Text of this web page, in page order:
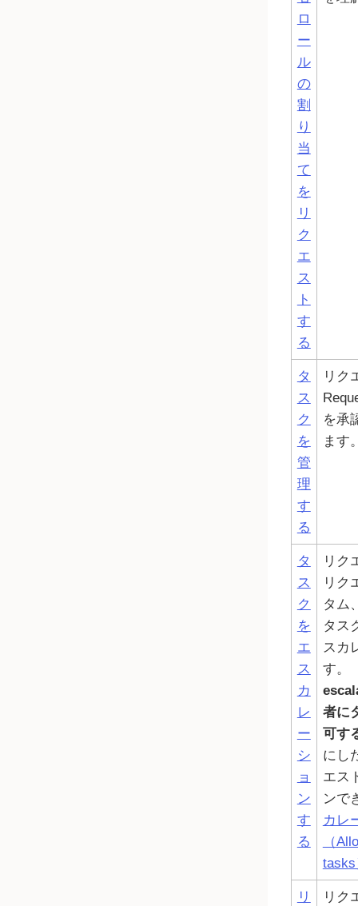
ロ
ー
ル
の
割
り
当
て
を
リ
ク
エ
ス
ト
す
る
タ
ス
ク
を
管
理
す
る
リク
を承
ます
タ
ス
ク
を
エ
ス
カ
レ
ー
シ
ョ
ン
す
る
リク
リク
タム
タス
スカ
す。
者に
可す
にし
エス
ンで
カレ
（
tasks
リ
リク